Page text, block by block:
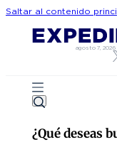
Saltar al contenido
agosto 7, 2026
¿Qué deseas